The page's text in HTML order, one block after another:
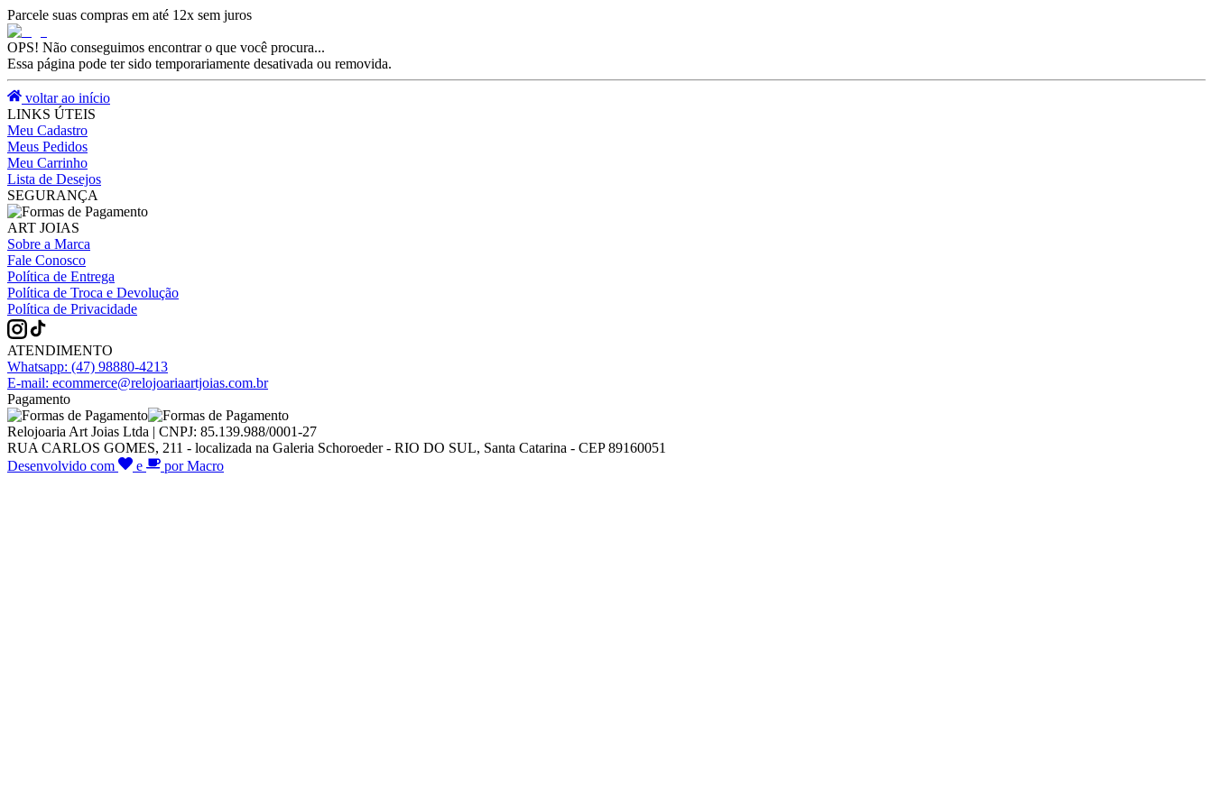
Parcele suas compras em até 12x sem juros
OPS! Não conseguimos encontrar o que você procura...
Essa página pode ter sido temporariamente desativada ou removida.
voltar ao início
LINKS ÚTEIS
Meu Cadastro
Meus Pedidos
Meu Carrinho
Lista de Desejos
SEGURANÇA
ART JOIAS
Sobre a Marca
Fale Conosco
Política de Entrega
Política de Troca e Devolução
Política de Privacidade
ATENDIMENTO
Whatsapp: (47) 98880-4213
E-mail: ecommerce@relojoariaartjoias.com.br
Pagamento
Relojoaria Art Joias Ltda | CNPJ: 85.139.988/0001-27
RUA CARLOS GOMES, 211 - localizada na Galeria Schoroeder - RIO DO SUL, Santa Catarina - CEP 89160051
Desenvolvido com
e por Macro